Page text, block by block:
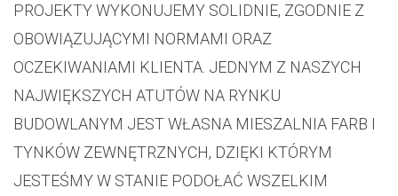
PROJEKTY WYKONUJEMY SOLIDNIE, ZGODNIE Z
OBOWIĄZUJĄCYMI NORMAMI ORAZ
OCZEKIWANIAMI KLIENTA. JEDNYM Z NASZYCH
NAJWIĘKSZYCH ATUTÓW NA RYNKU
BUDOWLANYM JEST WŁASNA MIESZALNIA FARB I
TYNKÓW ZEWNĘTRZNYCH, DZIĘKI KTÓRYM
JESTEŚMY W STANIE PODOŁAĆ WSZELKIM